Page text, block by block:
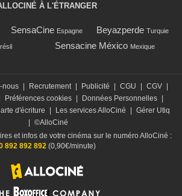
À L'ÉTRANGER
SensaCine Espagne Beyazperde Turquie
Sensacine México Mexique
nous | Recrutement | Publicité | CGU | CGV |
Préférences cookies | Données Personnelles |
d'écriture | Les services AlloCiné | Gérer Utiq
| ©AlloCiné
et infos de votre cinéma sur le numéro AlloCiné :
892 892 892 (0,90€/minute)